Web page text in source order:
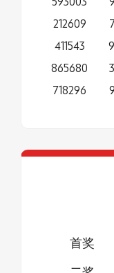
212609
411543
865680
718296
首奖